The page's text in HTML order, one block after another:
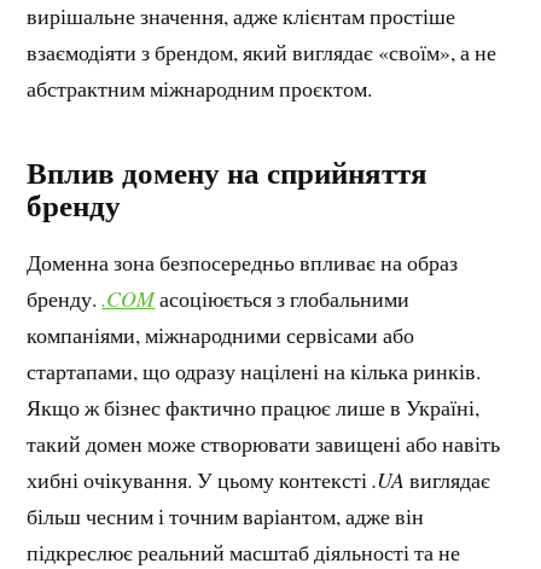
вирішальне значення, адже клієнтам простіше
взаємодіяти з брендом, який виглядає «своїм», а не
абстрактним міжнародним проєктом.
Вплив домену на сприйняття
бренду
Доменна зона безпосередньо впливає на образ
бренду..COMасоціюється з глобальними
компаніями, міжнародними сервісами або
стартапами, що одразу націлені на кілька ринків.
Якщо ж бізнес фактично працює лише в Україні,
такий домен може створювати завищені або навіть
хибні очікування. У цьому контексті.UA виглядає
більш чесним і точним варіантом, адже він
підкреслює реальний масштаб діяльності та не